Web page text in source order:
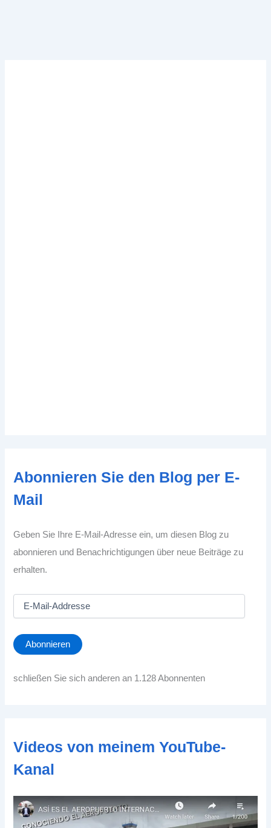
Abonnieren Sie den Blog per E-
Mail
Geben Sie Ihre E-Mail-Adresse ein, um diesen Blog zu
abonnieren und Benachrichtigungen über neue Beiträge zu
erhalten.
a
i
A
s
e
Abonnieren
schließen Sie sich anderen an 1.128 Abonnenten
Videos von meinem YouTube-
Kanal